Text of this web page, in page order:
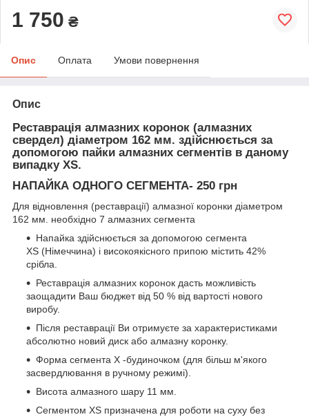
1 750 ₴
Опис Оплата Умови повернення
Опис
Реставрація алмазних коронок (алмазних
свердел) діаметром 162 мм. здійснюється за
допомогою пайки алмазних сегментів в даному
випадку XS.
НАПАЙКА ОДНОГО СЕГМЕНТА- 250 грн
Для відновлення (реставрації) алмазної коронки діаметром
162 мм. необхідно 7 алмазних сегмента
Напайка здійснюється за допомогою сегмента
ХS (Німеччина) і високоякісного припою містить 42%
срібла.
Реставрація алмазних коронок дасть можливість
заощадити Ваш бюджет від 50 % від вартості нового
виробу.
Після реставрації Ви отримуєте за характеристиками
абсолютно новий диск або алмазну коронку.
Форма сегмента Х -будиночком (для більш м'якого
засвердлювання в ручному режимі).
Висота алмазного шару 11 мм.
Сегментом ХS призначена для роботи на суху без